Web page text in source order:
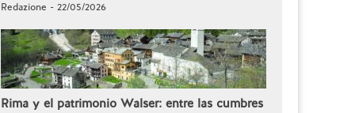
Redazione - 22/05/2026
Rima y el patrimonio Walser: entre las cumbres